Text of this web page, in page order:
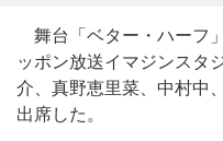
舞台「ベター・ハーフ
ッポン放送イマジンスタ
介、真野恵里菜、中村中
出席した。